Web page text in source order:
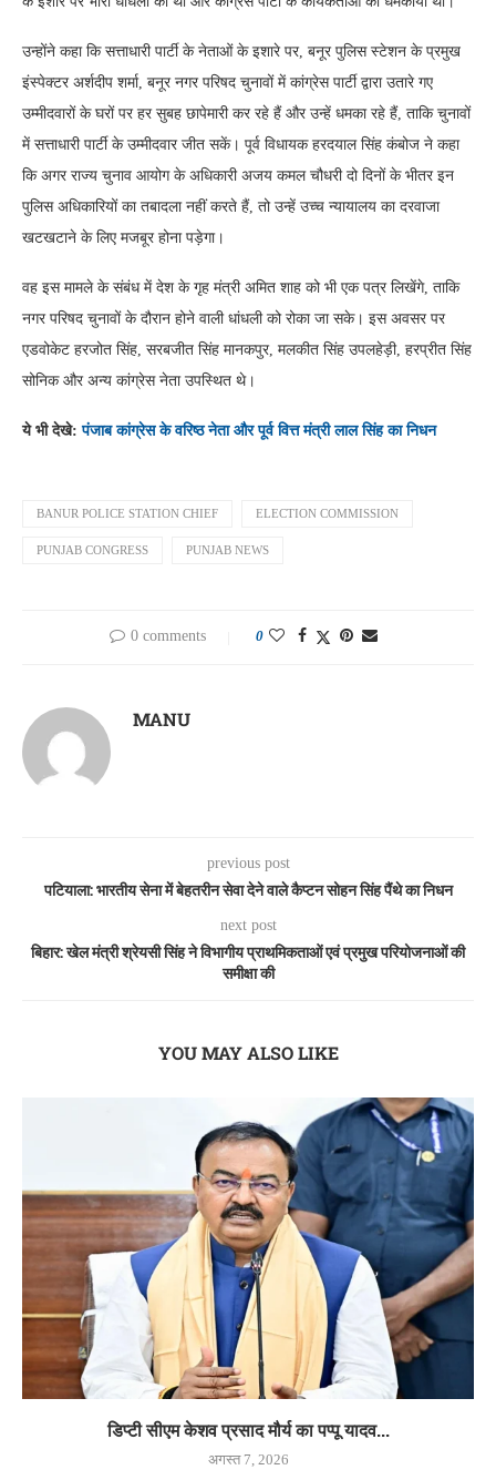
उन्होंने कहा कि सत्ताधारी पार्टी के नेताओं के इशारे पर, बनूर पुलिस स्टेशन के प्रमुख
इंस्पेक्टर अर्शदीप शर्मा, बनूर नगर परिषद चुनावों में कांग्रेस पार्टी द्वारा उतारे गए
उम्मीदवारों के घरों पर हर सुबह छापेमारी कर रहे हैं और उन्हें धमका रहे हैं, ताकि चुनावों
में सत्ताधारी पार्टी के उम्मीदवार जीत सकें। पूर्व विधायक हरदयाल सिंह कंबोज ने कहा
कि अगर राज्य चुनाव आयोग के अधिकारी अजय कमल चौधरी दो दिनों के भीतर इन
पुलिस अधिकारियों का तबादला नहीं करते हैं, तो उन्हें उच्च न्यायालय का दरवाजा
खटखटाने के लिए मजबूर होना पड़ेगा।
वह इस मामले के संबंध में देश के गृह मंत्री अमित शाह को भी एक पत्र लिखेंगे, ताकि
नगर परिषद चुनावों के दौरान होने वाली धांधली को रोका जा सके। इस अवसर पर
एडवोकेट हरजोत सिंह, सरबजीत सिंह मानकपुर, मलकीत सिंह उपलहेड़ी, हरप्रीत सिंह
सोनिक और अन्य कांग्रेस नेता उपस्थित थे।
ये भी देखे: पंजाब कांग्रेस के वरिष्ठ नेता और पूर्व वित्त मंत्री लाल सिंह का निधन
BANUR POLICE STATION CHIEF ELECTION COMMISSION
PUNJAB CONGRESS PUNJAB NEWS
0 comments 0
MANU
previous post
पटियाला: भारतीय सेना में बेहतरीन सेवा देने वाले कैप्टन सोहन सिंह पैंथे का निधन
next post
बिहार: खेल मंत्री श्रेयसी सिंह ने विभागीय प्राथमिकताओं एवं प्रमुख परियोजनाओं की
समीक्षा की
YOU MAY ALSO LIKE
डिप्टी सीएम केशव प्रसाद मौर्य का पप्पू यादव...
अगस्त 7, 2026